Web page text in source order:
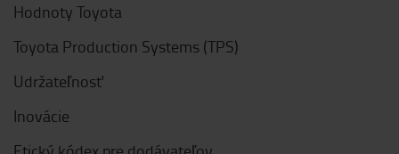
Hodnoty Toyota
Toyota Production Systems (TPS)
Udržateľnosť
Inovácie